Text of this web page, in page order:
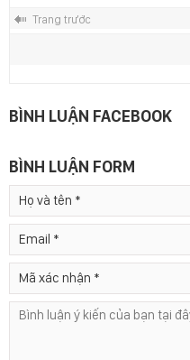
Trang trước
BÌNH LUẬN FACEBOOK
BÌNH LUẬN FORM